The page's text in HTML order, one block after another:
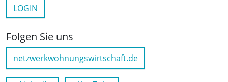
LOGIN
Folgen Sie uns
netzwerkwohnungswirtschaft.de